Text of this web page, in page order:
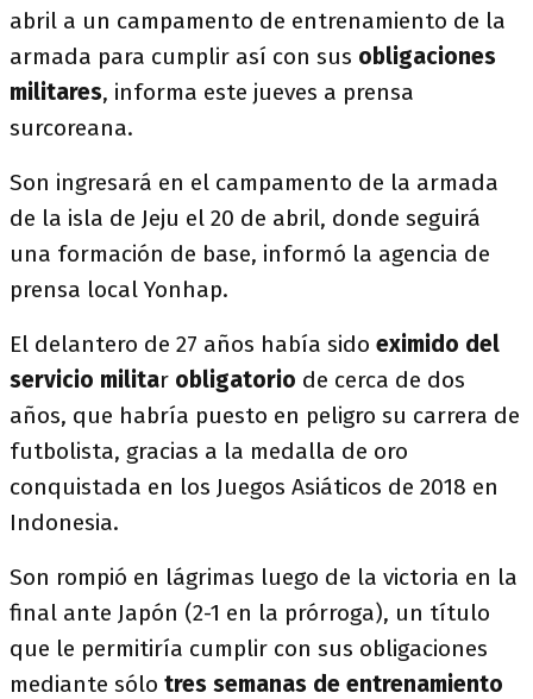
abril a un campamento de entrenamiento de la
armada para cumplir así con sus obligaciones
militares, informa este jueves a prensa
surcoreana.
Son ingresará en el campamento de la armada
de la isla de Jeju el 20 de abril, donde seguirá
una formación de base, informó la agencia de
prensa local Yonhap.
El delantero de 27 años había sido eximido del
servicio militar obligatorio de cerca de dos
años, que habría puesto en peligro su carrera de
futbolista, gracias a la medalla de oro
conquistada en los Juegos Asiáticos de 2018 en
Indonesia.
Son rompió en lágrimas luego de la victoria en la
final ante Japón (2-1 en la prórroga), un título
que le permitiría cumplir con sus obligaciones
mediante sólo tres semanas de entrenamiento